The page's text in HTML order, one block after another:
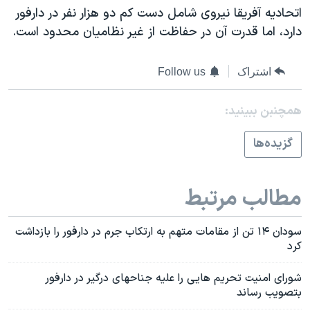
اسرائیل در جنگ
گالری عکس
ورزش زنان در ایران
اعتراضات زن، زندگی، آزادی
تریبونال مردمی آبان ۹۸
دادگاه حمید نوری
چهل سال گروگان‌گیری
قانون شفافیت دارائی کادر رهبری ایران
اسرائیل در جنگ
نرگس محمدی برنده جایزه نوبل صلح
صفحه‌های ویژه
اتحاديه آفريقا نيروی شامل دست کم دو هزار نفر در دارفور
دارد، اما قدرت آن در حفاظت از غير نظاميان محدود است.
اشتراک Follow us
همچنبن ببینید:
گزيده‌ها
مطالب مرتبط
سودان ۱۴ تن از مقامات متهم به ارتکاب جرم در دارفور را بازداشت
کرد
شورای امنيت تحريم هايی را عليه جناحهای درگير در دارفور
بتصويب رساند